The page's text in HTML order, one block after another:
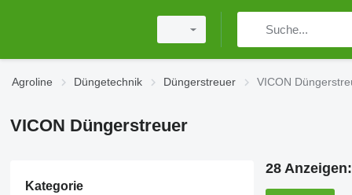
Agroline Düngetechnik Düngerstreuer VICON
VICON Düngerstreuer
Kategorie
28 Anzeigen: